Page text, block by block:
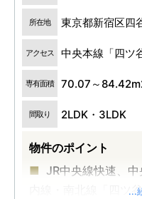
所在地 東京都新宿区四
アクセス 中央本線「四ツ
専有面積 70.07～
間取り 2LDK・3LDK
物件のポイント
JR中央線快速、
内線・南北線「四ツ...